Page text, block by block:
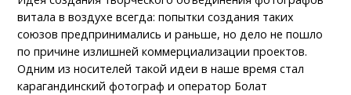
витала в воздухе всегда: попытки создания таких
союзов предпринимались и раньше, но дело не пошло
по причине излишней коммерциализации проектов.
Одним из носителей такой идеи в наше время стал
карагандинский фотограф и оператор Болат